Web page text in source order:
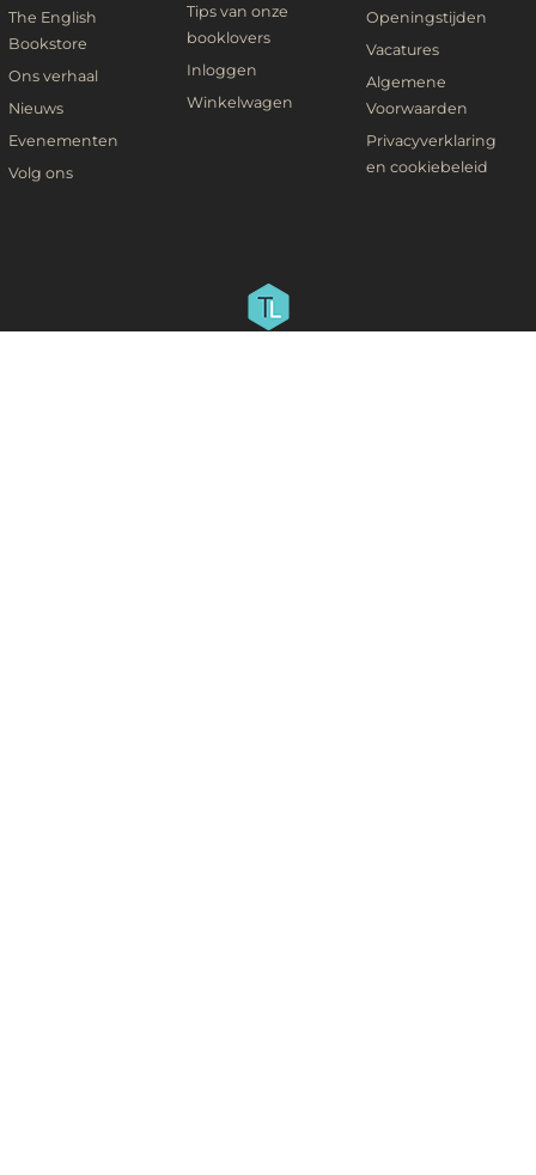
The English
Bookstore
Ons verhaal
Nieuws
Evenementen
Volg ons
Tips van onze
booklovers
Inloggen
Winkelwagen
Openingstijden
Vacatures
Algemene
Voorwaarden
Privacyverklaring
en cookiebeleid